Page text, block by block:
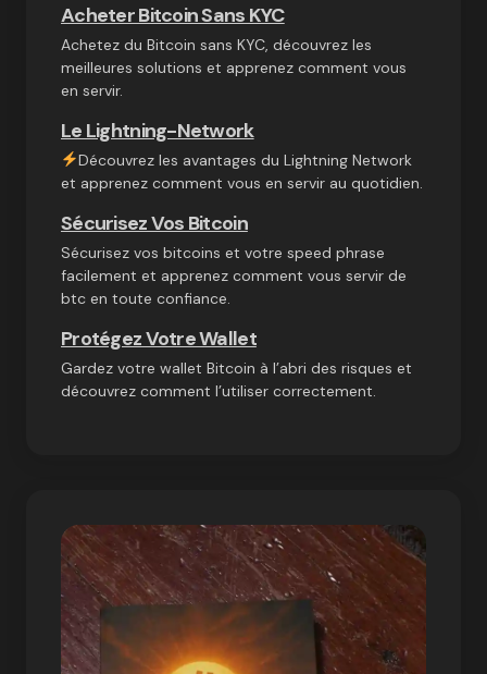
Acheter Bitcoin Sans KYC
Achetez du Bitcoin sans KYC, découvrez les
meilleures solutions et apprenez comment vous
en servir.
Le Lightning-Network
Découvrez les avantages du Lightning Network
et apprenez comment vous en servir au quotidien.
Sécurisez Vos Bitcoin
Sécurisez vos bitcoins et votre speed phrase
facilement et apprenez comment vous servir de
btc en toute confiance.
Protégez Votre Wallet
Gardez votre wallet Bitcoin à l’abri des risques et
découvrez comment l’utiliser correctement.